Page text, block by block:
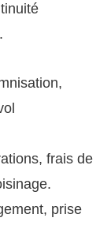
frais de
prise